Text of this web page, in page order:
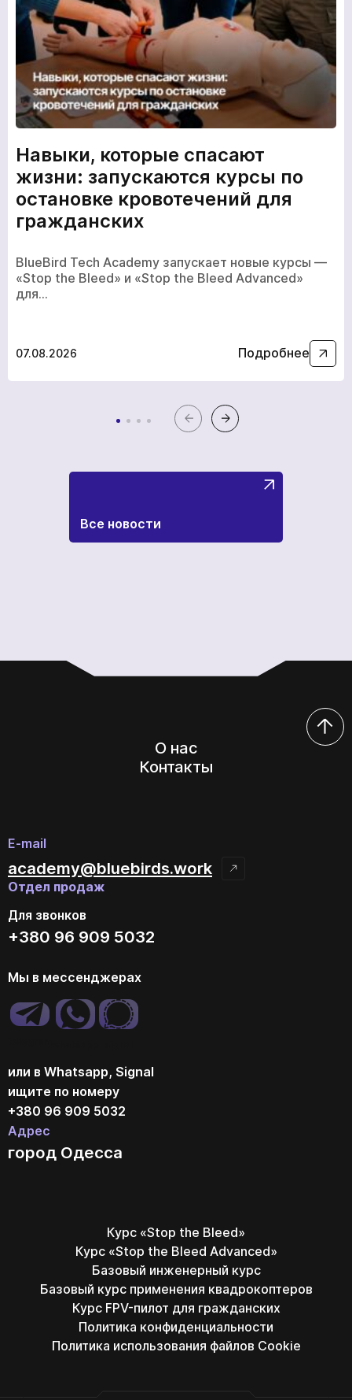
Навыки, которые спасают
жизни: запускаются курсы по
остановке кровотечений для
гражданских
BlueBird Tech Academy запускает новые курсы —
«Stop the Bleed» и «Stop the Bleed Advanced»
для…
07.08.2026 Подробнее
Все новости
О нас
Контакты
Курс «Stop the Bleed»
Курс «Stop the Bleed Advanced»
Базовый инженерный курс
Базовый курс применения квадрокоптеров
Курс FPV-пилот для гражданских
Политика конфиденциальности
Политика использования файлов Cookie
E-mail
academy@bluebirds.work
Отдел продаж
Для звонков
+380 96 909 5032
Мы в мессенджерах
или в Whatsapp, Signal
ищите по номеру
+380 96 909 5032
Адрес
город Одесса